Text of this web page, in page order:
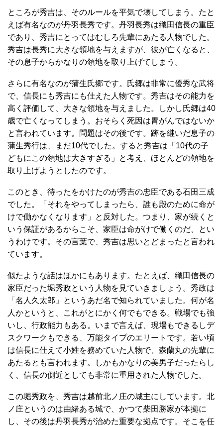
ところが秀吉は、そのルールを平気で壊してしまう。たと
えば有名なのが丹羽長秀です。丹羽長秀は織田信長の重臣
であり、秀吉にとってはむしろ先輩にあたる人物でした。
秀吉は長秀に大きな領地を与えますが、彼が亡くなると、
その息子からかなりの領地を取り上げてしまう。
さらに有名なのが蒲生氏郷です。氏郷は非常に優秀な武将
で、信長にも秀吉にも仕えた人物です。秀吉はその能力を
高く評価して、大きな領地を与えました。しかし氏郷は40
歳で亡くなってしまう。おそらく死因は胃がんではないか
と言われています。問題はその後です。跡を継いだ息子の
蒲生秀行は、まだ10代でした。すると秀吉は「10代の子
どもにこの領地は大きすぎる」と考え、ほとんどの領地を
取り上げようとしたのです。
このとき、待ったをかけたのが秀吉の忠臣である石田三成
でした。「それをやってしまったら、誰も殿のために命が
けで働かなくなります」と反対した。つまり、家が続くと
いう保証があるからこそ、家臣は命がけで働くのだ、とい
うわけです。その言葉で、秀吉は思いとどまったと言われ
ています。
似たような話はほかにもあります。たとえば、織田信長の
家臣だった堀秀政という人物を見ていきましょう。秀政は
「名人久太郎」というあだ名で知られていました。何が名
人かというと、これがとにかく何でもできる。戦場でも強
いし、行政能力もある。いまで言えば、現場もできるしデ
スクワークもできる、万能タイプのエリートです。若い頃
は信長に仕えて小姓を務めていた人物で、森蘭丸の先輩に
あたるとも言われます。しかもかなりの美男子だったらし
く、信長の側近としても非常に重用された人物でした。
この堀秀政を、秀吉は越前北ノ庄の城主にしています。北
ノ庄というのは由緒ある城で、かつて柴田勝家が本拠に
し、その後は丹羽長秀が治めた重要な拠点です。そこを任